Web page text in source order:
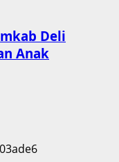
Deli
Anak